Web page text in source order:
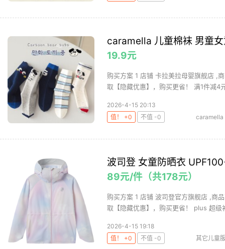
caramella 儿童棉袜 男童
19.9元
购买方案 1 店铺 卡拉美拉母婴旗舰店 ,
取【隐藏优惠】，购买更省！ 满1件减4
2026-4-15 20:13
值！ +0
不值 -0 caramella
波司登 女童防晒衣
89元/件（共178元）
购买方案 1 店铺 波司登官方旗舰店 ,商
取【隐藏优惠】，购买更省！ plus 超级
2026-4-15 19:18
值！ +0
不值 -0 其它儿童